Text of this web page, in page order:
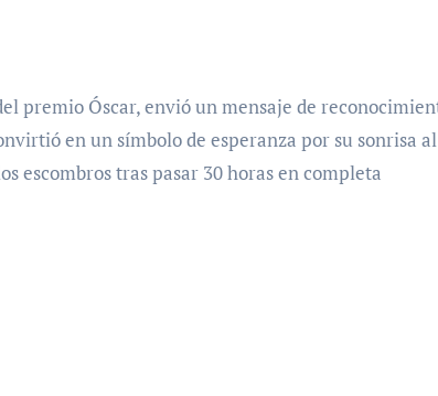
en un símbolo de esperanza por su sonrisa al
escombros tras pasar 30 horas en completa